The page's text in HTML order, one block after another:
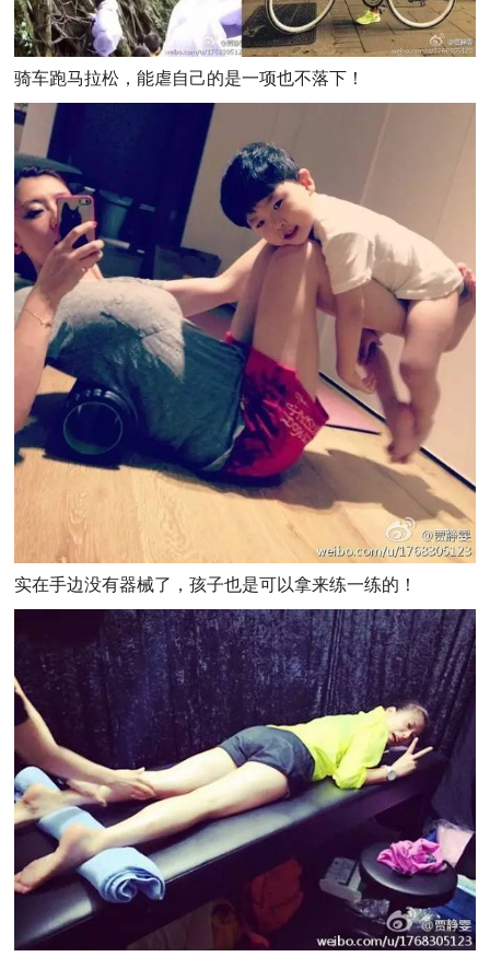
骑车跑马拉松，能虐自己的是一项也不落下！
实在手边没有器械了，孩子也是可以拿来练一练的！